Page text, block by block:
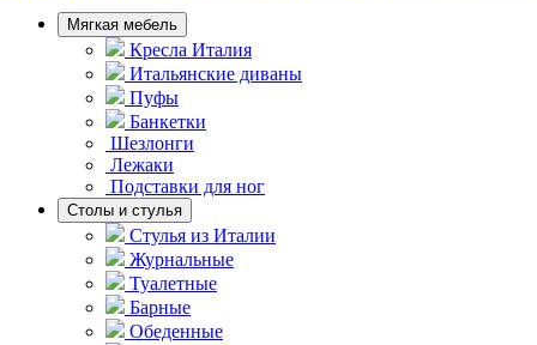
Мягкая мебель
Кресла Италия
Итальянские диваны
Пуфы
Банкетки
Шезлонги
Лежаки
Подставки для ног
Столы и стулья
Стулья из Италии
Журнальные
Туалетные
Барные
Обеденные